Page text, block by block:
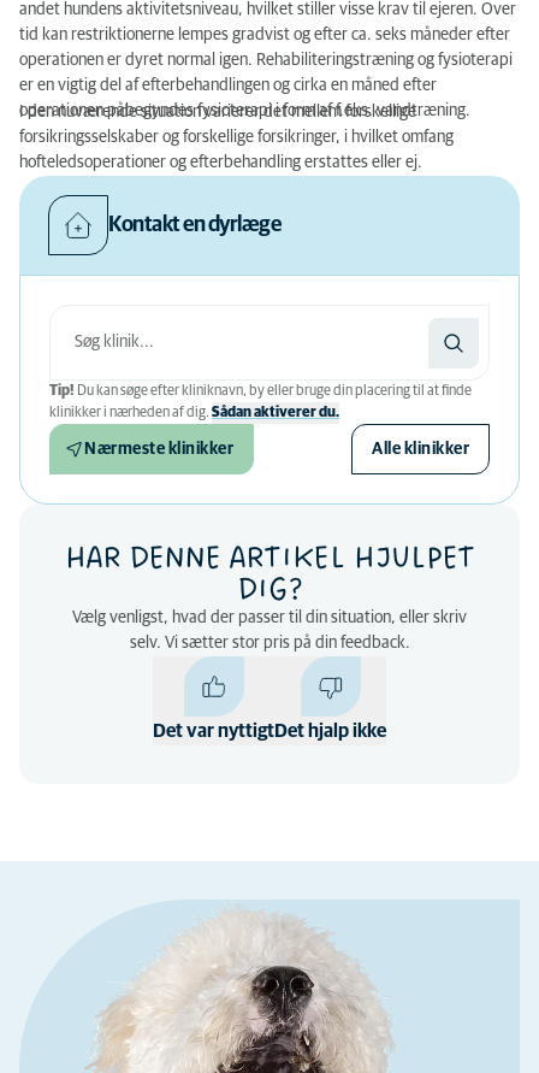
andet hundens aktivitetsniveau, hvilket stiller visse krav til ejeren. Over
tid kan restriktionerne lempes gradvist og efter ca. seks måneder efter
operationen er dyret normal igen. Rehabiliteringstræning og fysioterapi
er en vigtig del af efterbehandlingen og cirka en måned efter
operationen påbegyndes fysioterapi i form af f.eks. vandtræning.
I den nuværende situation varierer det mellem forskellige
forsikringsselskaber og forskellige forsikringer, i hvilket omfang
hofteledsoperationer og efterbehandling erstattes eller ej.
Kontakt en dyrlæge
Tip! Du kan søge efter kliniknavn, by eller bruge din placering til at finde
klinikker i nærheden af ​​dig. Sådan aktiverer du.
Nærmeste klinikker Alle klinikker
HAR DENNE ARTIKEL HJULPET
DIG?
Vælg venligst, hvad der passer til din situation, eller skriv
selv. Vi sætter stor pris på din feedback.
Det var nyttigtDet hjalp ikke